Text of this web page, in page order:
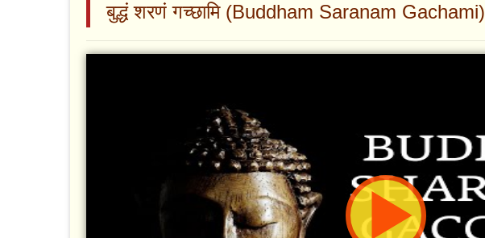
बुद्धं शरणं गच्छामि (Buddham Saranam Gachami)